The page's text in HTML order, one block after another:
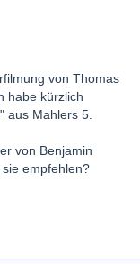
von Thomas
habe kürzlich
aus Mahlers 5.
von Benjamin
empfehlen?